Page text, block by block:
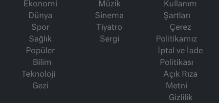
Ekonomi
Dünya
Spor
Sağlık
Popüler
Bilim
Teknoloji
Gezi
Müzik
Sinema
Tiyatro
Sergi
Kullanım
Şartları
Çerez
Politikamız
İptal ve İade
Politikası
Açık Rıza
Metni
Gizlilik